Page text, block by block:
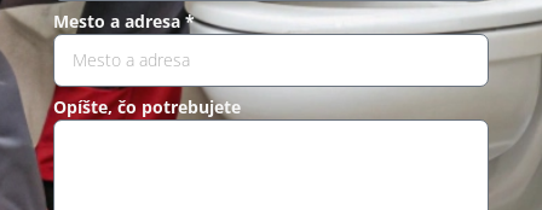
Mesto a adresa *
Opíšte, čo potrebujete